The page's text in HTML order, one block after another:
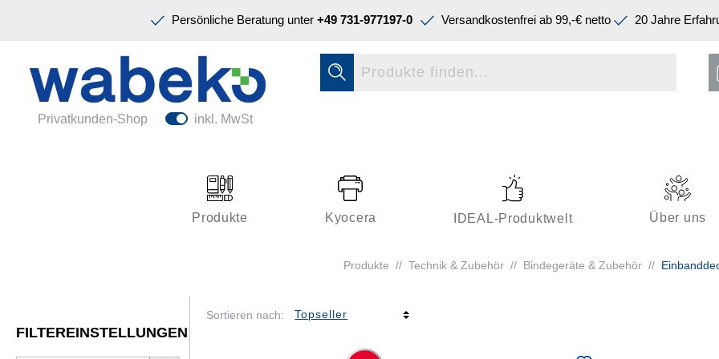
Persönliche Beratung unter +49 731-977197-0 Versandkostenfrei ab 99,-€ netto 20 Jahre
Privatkunden-Shop inkl. MwSt
Produkte Kyocera IDEAL-Produktwelt Über uns
Ordnen & Registrieren
Papiere & Blöcke
Büroeinrichtung
Kleben & Versenden
Schreiben & Korrigieren
Produkte // Technik & Zubehör // Bindegeräte & Zubehör //
FILTEREINSTELLUNGEN
Sortieren nach:
Schreiben & Korrigieren